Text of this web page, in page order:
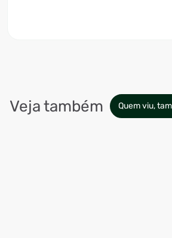
Veja também Quem viu,